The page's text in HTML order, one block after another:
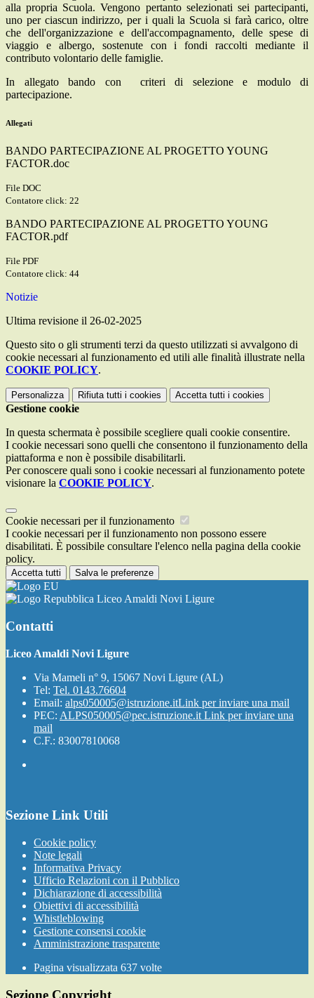
alla propria Scuola. Vengono pertanto selezionati sei partecipanti,
uno per ciascun indirizzo, per i quali la Scuola si farà carico, oltre
che dell'organizzazione e dell'accompagnamento, delle spese di
viaggio e albergo, sostenute con i fondi raccolti mediante il
contributo volontario delle famiglie.
In allegato bando con criteri di selezione e modulo di
partecipazione.
Allegati
BANDO PARTECIPAZIONE AL PROGETTO YOUNG
FACTOR.doc
File DOC
Contatore click: 22
BANDO PARTECIPAZIONE AL PROGETTO YOUNG
FACTOR.pdf
File PDF
Contatore click: 44
Notizie
Ultima revisione il 26-02-2025
Questo sito o gli strumenti terzi da questo utilizzati si avvalgono di
cookie necessari al funzionamento ed utili alle finalità illustrate nella
COOKIE POLICY.
Personalizza Rifiuta tutti i cookies Accetta tutti i cookies
Gestione cookie
In questa schermata è possibile scegliere quali cookie consentire.
I cookie necessari sono quelli che consentono il funzionamento della
piattaforma e non è possibile disabilitarli.
Per conoscere quali sono i cookie necessari al funzionamento potete
visionare la COOKIE POLICY.
Cookie necessari per il funzionamento
I cookie necessari per il funzionamento non possono essere
disabilitati. È possibile consultare l'elenco nella pagina della cookie
policy.
Accetta tutti Salva le preferenze
Liceo Amaldi Novi Ligure
Contatti
Liceo Amaldi Novi Ligure
Via Mameli n° 9, 15067 Novi Ligure (AL)
Tel: Tel. 0143.76604
Email: alps050005@istruzione.itLink per inviare una mail
PEC: ALPS050005@pec.istruzione.it Link per inviare una
mail
C.F.: 83007810068
Sezione Link Utili
Cookie policy
Note legali
Informativa Privacy
Ufficio Relazioni con il Pubblico
Dichiarazione di accessibilità
Obiettivi di accessibilità
Whistleblowing
Gestione consensi cookie
Amministrazione trasparente
Pagina visualizzata 637 volte
Sezione Copyright